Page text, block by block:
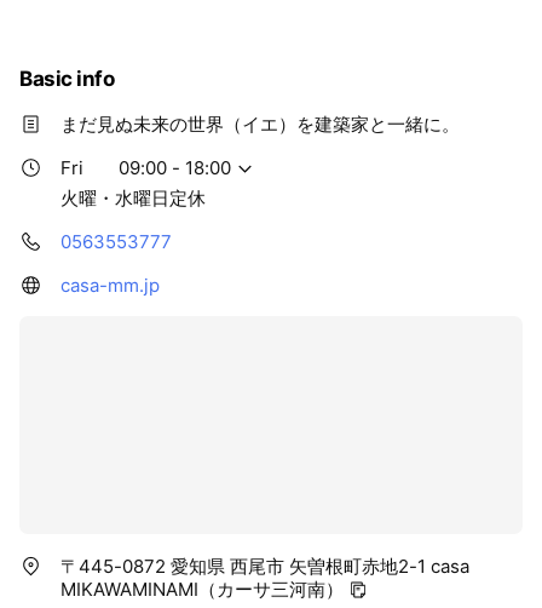
Basic info
まだ見ぬ未来の世界（イエ）を建築家と一緒に。
Fri
09:00 - 18:00
火曜・水曜日定休
0563553777
casa-mm.jp
〒445-0872 愛知県 西尾市 矢曽根町赤地2-1 casa
MIKAWAMINAMI（カーサ三河南）